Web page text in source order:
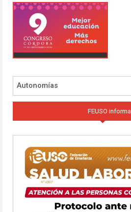
Autonomías
FEUSO informa